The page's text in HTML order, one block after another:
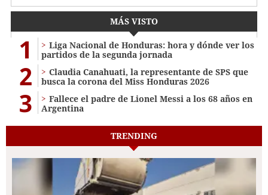
MÁS VISTO
1
Liga Nacional de Honduras: hora y dónde ver los
partidos de la segunda jornada
2
Claudia Canahuati, la representante de SPS que
busca la corona del Miss Honduras 2026
3
Fallece el padre de Lionel Messi a los 68 años en
Argentina
TRENDING